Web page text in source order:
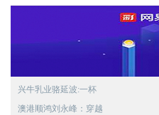
兴牛乳业骆延波:一杯
澳港顺鸿刘永峰：穿越